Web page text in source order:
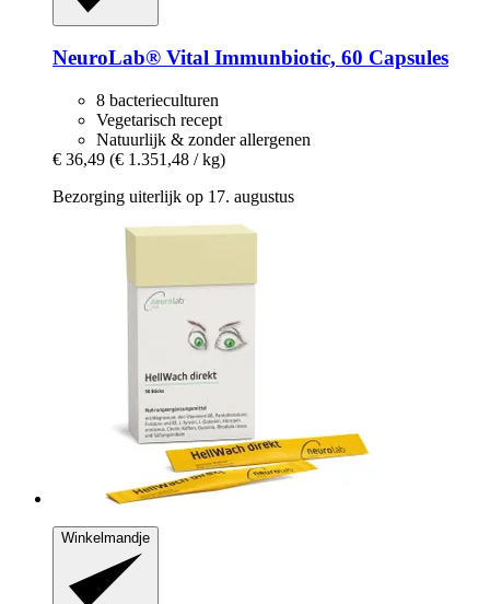
NeuroLab® Vital Immunbiotic, 60 Capsules
8 bacterieculturen
Vegetarisch recept
Natuurlijk & zonder allergenen
€ 36,49 (€ 1.351,48 / kg)
Bezorging uiterlijk op 17. augustus
Winkelmandje